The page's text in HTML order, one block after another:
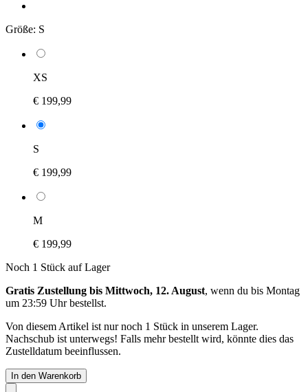
Größe: S
XS
€ 199,99
S
€ 199,99
M
€ 199,99
Noch 1 Stück auf Lager
Gratis Zustellung bis Mittwoch, 12. August, wenn du bis Montag
um 23:59 Uhrbestellst.
Von diesem Artikel ist nur noch 1 Stück in unserem Lager.
Nachschub ist unterwegs! Falls mehr bestellt wird, könnte dies das
Zustelldatum beeinflussen.
In den Warenkorb